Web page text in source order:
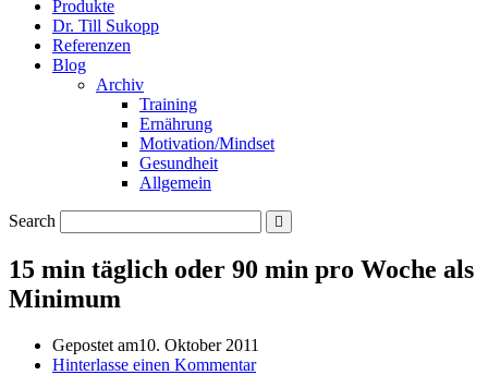
Produkte
Dr. Till Sukopp
Referenzen
Blog
Archiv
Training
Ernährung
Motivation/Mindset
Gesundheit
Allgemein
Search
15 min täglich oder 90 min pro Woche als
Minimum
Gepostet am10. Oktober 2011
Hinterlasse einen Kommentar